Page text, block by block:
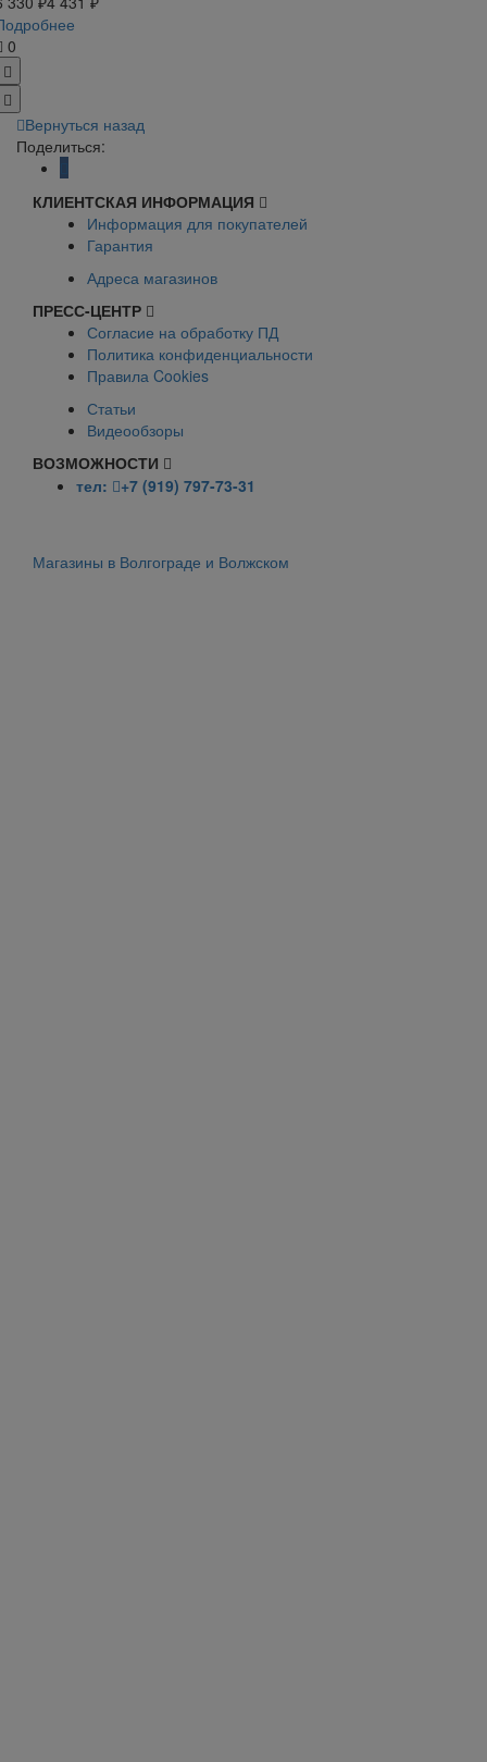
0
Вернуться назад
Поделиться:
КЛИЕНТСКАЯ ИНФОРМАЦИЯ
Информация для покупателей
Гарантия
Адреса магазинов
ПРЕСС-ЦЕНТР
Согласие на обработку ПД
Политика конфиденциальности
Правила Cookies
Статьи
Видеообзоры
ВОЗМОЖНОСТИ
тел:
+7 (919) 797-73-31
Магазины в Волгограде и Волжском